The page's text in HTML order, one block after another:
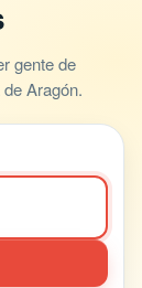
gente de
Aragón.